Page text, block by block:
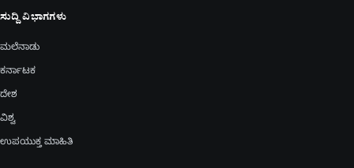
ಸುದ್ದಿ ವಿಭಾಗಗಳು
ಮಲೆನಾಡು
ಕರ್ನಾಟಕ
ದೇಶ
ವಿಶ್ವ
ಉಪಯುಕ್ತ ಮಾಹಿತಿ